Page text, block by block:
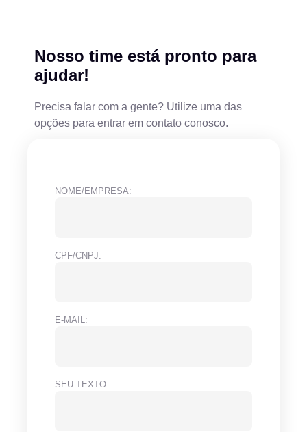
Nosso time está pronto para
ajudar!
Precisa falar com a gente? Utilize uma das
opções para entrar em contato conosco.
NOME/EMPRESA:
CPF/CNPJ:
E-MAIL:
SEU TEXTO: